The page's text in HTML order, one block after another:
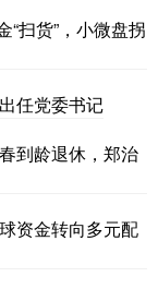
扫货”，小微盘拐
任党委书记
到龄退休，郑治
资金转向多元配